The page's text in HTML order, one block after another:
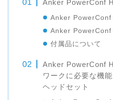
Anker PowerConf
Anker PowerConf
Anker
付属品について
Anker PowerConf
ワークに必要な機
ヘッドセット